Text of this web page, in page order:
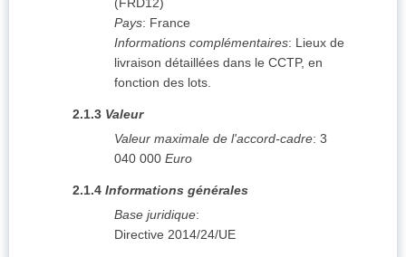
(FRD12)
Pays: France
Informations complémentaires: Lieux de
livraison détaillées dans le CCTP, en
fonction des lots.
2.1.3 Valeur
Valeur maximale de l'accord-cadre: 3
040 000 Euro
2.1.4 Informations générales
Base juridique:
Directive 2014/24/UE